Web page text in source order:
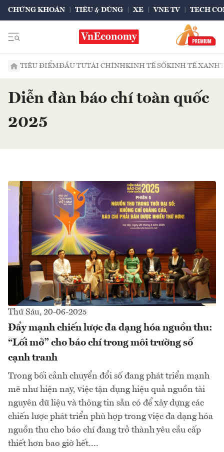
CHỨNG KHOÁN TIÊU & DÙNG XE VNE TV TECH
TIÊU ĐIỂMĐẦU TƯTÀI CHÍNHKINH TẾ SỐKINH TẾ XANH
Diễn đàn báo chí toàn quốc
2025
Thứ Sáu, 20-06-2025
Đẩy mạnh chiến lược đa dạng hóa nguồn thu:
“Lối mở” cho báo chí trong môi trường số
cạnh tranh
Trong bối cảnh chuyển đổi số đang phát triển mạnh
mẽ như hiện nay, việc tận dụng hiệu quả nguồn tài
nguyên dữ liệu và thông tin sẵn có để xây dựng các
chiến lược phát triển phù hợp trong việc đa dạng hóa
nguồn thu cho báo chí đang trở thành yêu cầu cấp
thiết hơn bao giờ hết....